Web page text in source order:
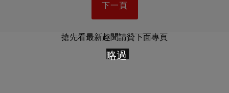
下一頁
搶先看最新趣聞請贊下面專頁
略過